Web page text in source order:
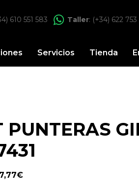
610 551 583 Taller: (+34) 622 753
Servicios Tienda
PUNTERAS
€